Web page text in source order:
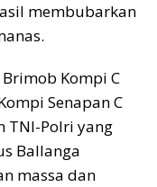
membubarkan
Kompi C
Senapan C
TNI-Polri yang
Ballanga
massa dan